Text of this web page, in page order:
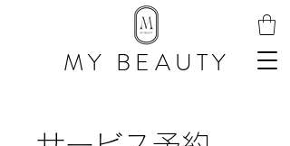
MY BEAUTY